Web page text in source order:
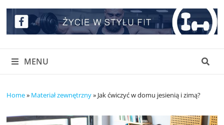
MENU
Home» Materiał zewnętrzny» Jak ćwiczyć w domu jesienią i zimą?